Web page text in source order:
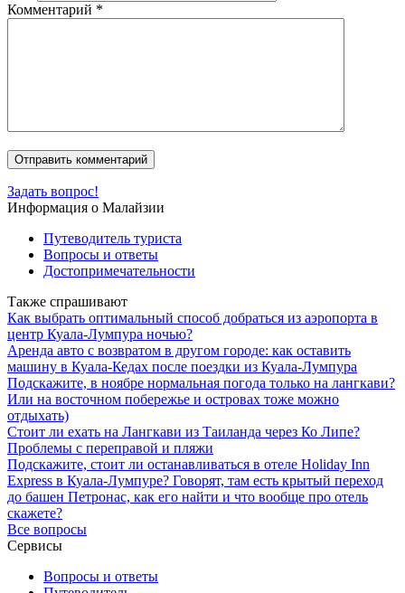
Комментарий *
Задать вопрос!
Информация о Малайзии
Путеводитель туриста
Вопросы и ответы
Достопримечательности
Также спрашивают
Как выбрать оптимальный способ добраться из аэропорта в
центр Куала-Лумпура ночью?
Аренда авто с возвратом в другом городе: как оставить
машину в Куала-Кедах после поездки из Куала-Лумпура
Подскажите, в ноябре нормальная погода только на лангкави?
Или на восточном побережье и островах тоже можно
отдыхать)
Стоит ли ехать на Лангкави из Таиланда через Ко Липе?
Проблемы с переправой и пляжи
Подскажите, стоит ли останавливаться в отеле Holiday Inn
Express в Куала-Лумпуре? Говорят, там есть крытый переход
до башен Петронас, как его найти и что вообще про отель
скажете?
Все вопросы
Сервисы
Вопросы и ответы